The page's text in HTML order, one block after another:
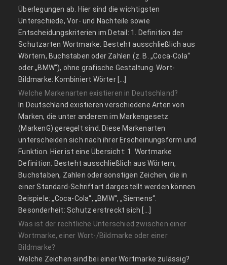
Überlegungen ab. Hier sind die wichtigsten
Unterschiede, Vor- und Nachteile sowie
Entscheidungskriterien im Detail: 1. Definition der
Schutzarten Wortmarke: Besteht ausschließlich aus
Wörtern, Buchstaben oder Zahlen (z. B. „Coca-Cola“
oder „BMW“), ohne grafische Gestaltung. Wort-
Bildmarke: Kombiniert Wörter […]
Welche Markenarten existieren in Deutschland?
In Deutschland existieren verschiedene Arten von
Marken, die unter anderem im Markengesetz
(MarkenG) geregelt sind. Diese Markenarten
unterscheiden sich nach ihrer Erscheinungsform und
Funktion. Hier ist eine Übersicht: 1. Wortmarke
Definition: Besteht ausschließlich aus Wörtern,
Buchstaben, Zahlen oder sonstigen Zeichen, die in
einer Standard-Schriftart dargestellt werden können.
Beispiele: „Coca-Cola“, „BMW“, „Siemens“.
Besonderheit: Schutz erstreckt sich […]
Was ist der rechtliche Unterschied zwischen einer
Wortmarke, einer Wort-/Bildmarke oder einer
Bildmarke?
Welche Zeichen sind bei einer Wortmarke zulässig?